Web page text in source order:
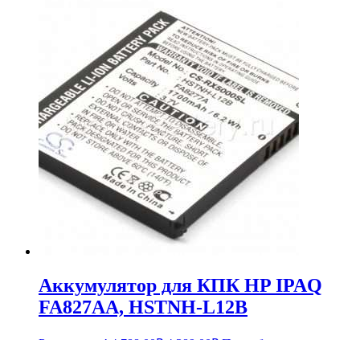
Аккумулятор для КПК HP IPAQ
FA827AA, HSTNH-L12B